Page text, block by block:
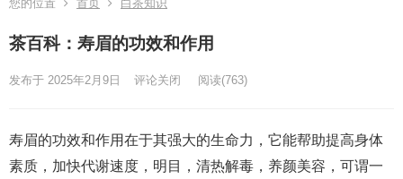
您的位置 首页 白茶知识
茶百科：寿眉的功效和作用
发布于 2025年2月9日 评论关闭 阅读(763)
寿眉的功效和作用在于其强大的生命力，它能帮助提高身体
素质，加快代谢速度，明目，清热解毒，养颜美容，可谓一